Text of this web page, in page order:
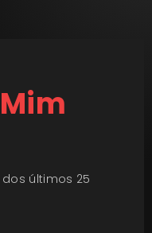
últimos 25